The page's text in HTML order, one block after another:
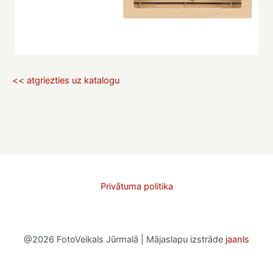
<< atgriezties uz katalogu
Privātuma politika
@2026 FotoVeikals Jūrmalā | Mājaslapu izstrāde jaanls